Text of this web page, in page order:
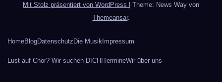
Mit Stolz präsentiert von WordPress | Theme: News Way von
Themeansar.
HomeBlogDatenschutz Die Musik Impressum
Lust auf Chor? Wir suchen DICH!TermineWir über uns